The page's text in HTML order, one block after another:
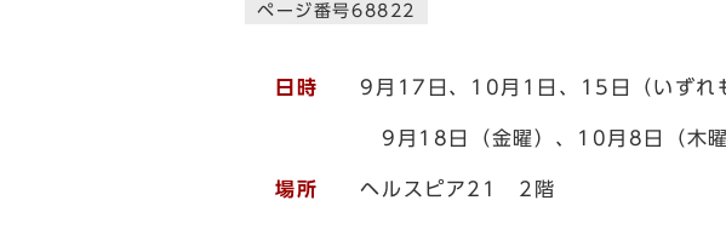
ページ番号68822
日時 9月17日、10月1日、15日（いずれ
9月18日（金曜）、10月8日（木曜）
場所 ヘルスピア21 2階